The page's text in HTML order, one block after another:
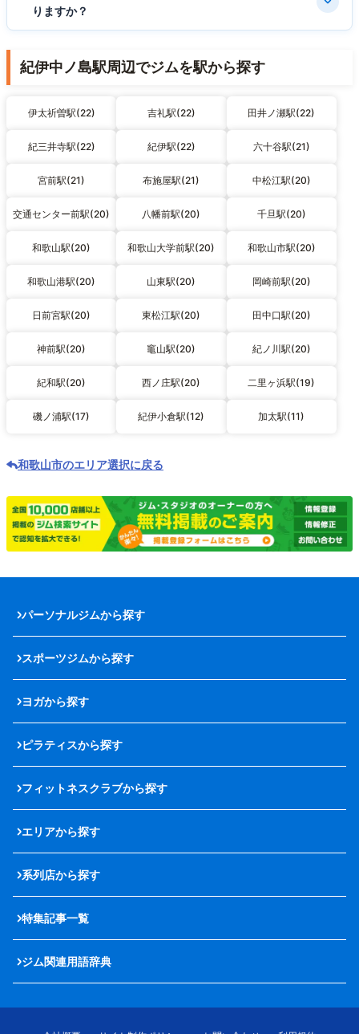
りますか？
紀伊中ノ島駅周辺でジムを駅から探す
伊太祈曽駅(22) 吉礼駅(22) 田井ノ瀬駅(22)
紀三井寺駅(22) 紀伊駅(22) 六十谷駅(21)
宮前駅(21) 布施屋駅(21) 中松江駅(20)
交通センター前駅(20) 八幡前駅(20) 千旦駅(20)
和歌山駅(20) 和歌山大学前駅(20) 和歌山市駅(20)
和歌山港駅(20) 山東駅(20) 岡崎前駅(20)
日前宮駅(20) 東松江駅(20) 田中口駅(20)
神前駅(20) 竈山駅(20) 紀ノ川駅(20)
紀和駅(20) 西ノ庄駅(20) 二里ヶ浜駅(19)
磯ノ浦駅(17) 紀伊小倉駅(12) 加太駅(11)
和歌山市のエリア選択に戻る
パーソナルジムから探す
スポーツジムから探す
ヨガから探す
ピラティスから探す
フィットネスクラブから探す
エリアから探す
系列店から探す
特集記事一覧
ジム関連用語辞典